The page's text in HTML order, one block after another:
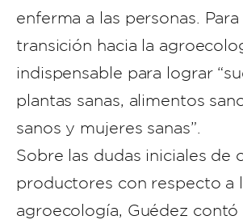
enferma a las personas. Para
transición hacia la
indispensable para lograr
plantas sanas, alimentos
sanos y mujeres sanas”.
Sobre las dudas iniciales de
productores con respecto a
agroecología, Guédez contó